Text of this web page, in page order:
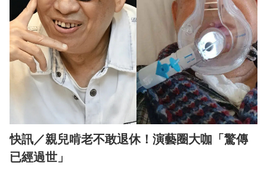
快訊／親兒啃老不敢退休！演藝圈大咖「驚傳
已經過世」